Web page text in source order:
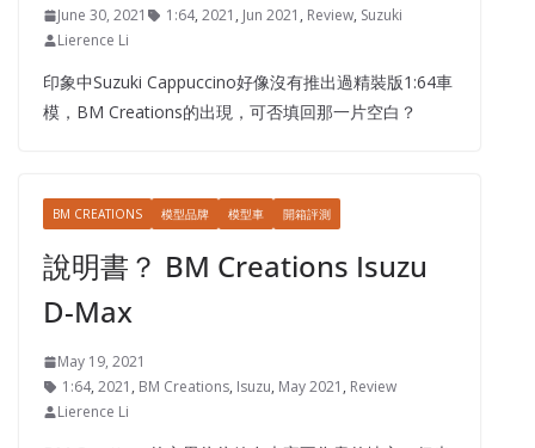
June 30, 2021 1:64, 2021 , Jun 2021 , Review, Suzuki
Lierence Li
印象中Suzuki Cappuccino好像沒有推出過精裝版1:64車
模，BM Creations的出現，可否填回那一片空白？
BM CREATIONS 模型品牌 模型車 開箱評測
說明書？ BM Creations Isuzu
D-Max
May 19, 2021
1:64, 2021 , BM Creations, Isuzu, May 2021 , Review
Lierence Li